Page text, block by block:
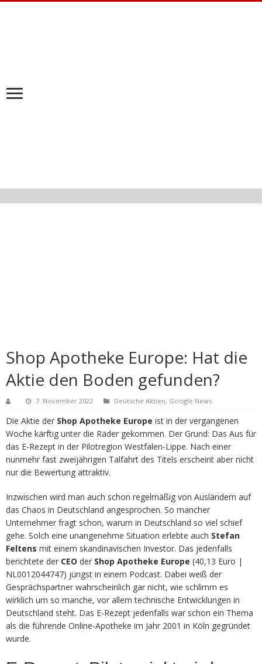
Shop Apotheke Europe: Hat die
Aktie den Boden gefunden?
7. November 2022 Deutsche Aktien, Google News
Die Aktie der Shop Apotheke Europe ist in der vergangenen
Woche kärftig unter die Räder gekommen. Der Grund: Das Aus für
das E-Rezept in der Pilotregion Westfalen-Lippe. Nach einer
nunmehr fast zweijährigen Talfahrt des Titels erscheint aber nicht
nur die Bewertung attraktiv.
Inzwischen wird man auch schon regelmäßig von Ausländern auf
das Chaos in Deutschland angesprochen. So mancher
Unternehmer fragt schon, warum in Deutschland so viel schief
gehe. Solch eine unangenehme Situation erlebte auch Stefan
Feltens mit einem skandinavischen Investor. Das jedenfalls
berichtete der CEO der Shop Apotheke Europe (40,13 Euro |
NL0012044747) jüngst in einem Podcast. Dabei weiß der
Gesprächspartner wahrscheinlich gar nicht, wie schlimm es
wirklich um so manche, vor allem technische Entwicklungen in
Deutschland steht. Das E-Rezept jedenfalls war schon ein Thema
als die führende Online-Apotheke im Jahr 2001 in Köln gegründet
wurde.